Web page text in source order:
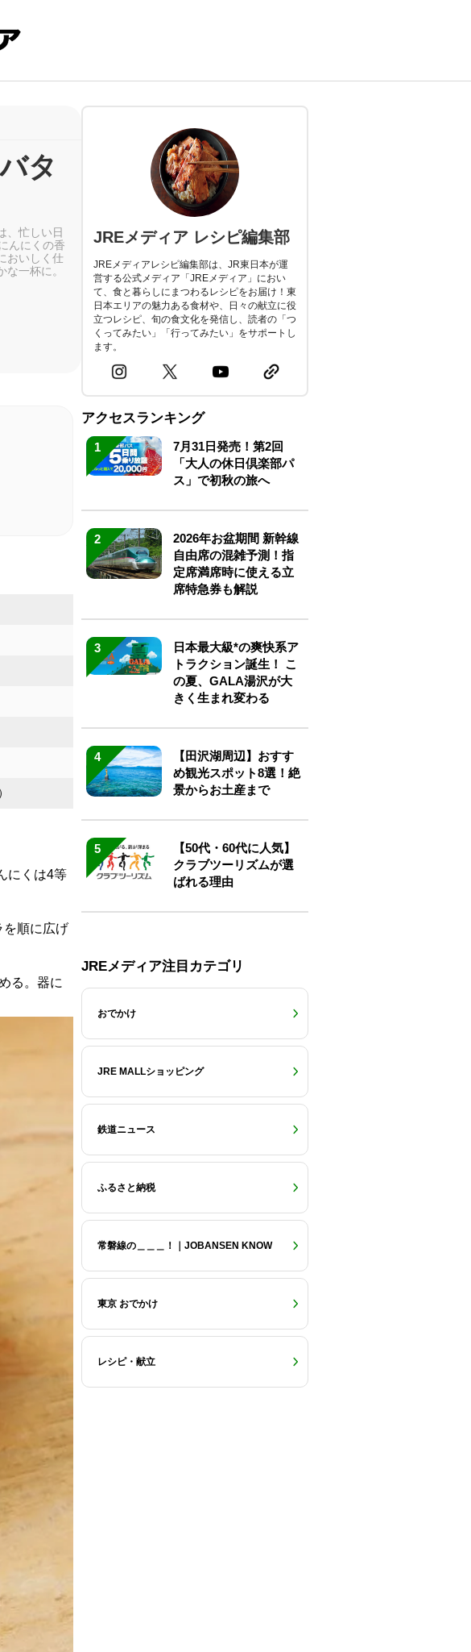
タ
、忙しい日
んにくの香
おいしく仕
一杯に。
にくは4等
を順に広げ
る。器に
JREメディア レシピ編集部
JREメディアレシピ編集部は、JR東日本が運
営する公式メディア「JREメディア」におい
て、食と暮らしにまつわるレシピをお届け！東
日本エリアの魅力ある食材や、日々の献立に役
立つレシピ、旬の食文化を発信し、読者の「つ
くってみたい」「行ってみたい」をサポートし
ます。
アクセスランキング
1
7月31日発売！第2回
「大人の休日倶楽部パ
ス」で初秋の旅へ
2
2026年お盆期間 新幹線
自由席の混雑予測！指
定席満席時に使える立
席特急券も解説
3
日本最大級*の爽快系ア
トラクション誕生！ こ
の夏、GALA湯沢が大
きく生まれ変わる
4
【田沢湖周辺】おすす
め観光スポット8選！絶
景からお土産まで
5
【50代・60代に人気】
クラブツーリズムが選
ばれる理由
JREメディア注目カテゴリ
おでかけ
JRE MALLショッピング
鉄道ニュース
ふるさと納税
常磐線の＿＿＿！｜JOBANSEN KNOW
東京 おでかけ
レシピ・献立